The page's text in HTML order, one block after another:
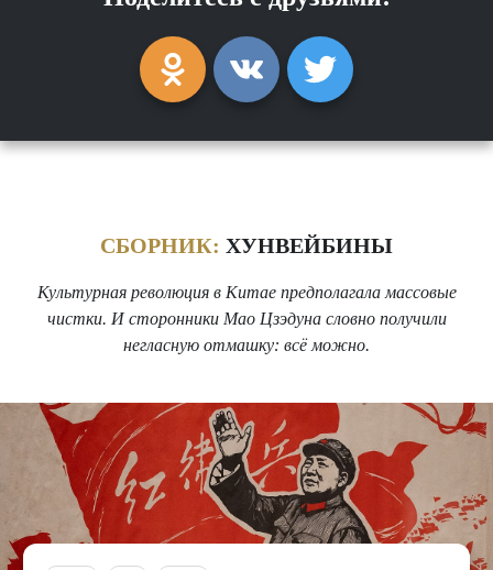
СБОРНИК: ХУНВЕЙБИНЫ
Культурная революция в Китае предполагала массовые
чистки. И сторонники Мао Цзэдуна словно получили
негласную отмашку: всё можно.